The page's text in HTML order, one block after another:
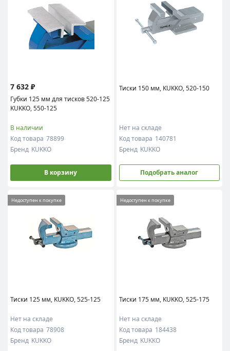
7 632 ₽
Губки 125 мм для тисков 520-125
KUKKO, 550-125
В наличии
Код товара 78899
Бренд KUKKO
В корзину
Тиски 150 мм, KUKKO, 520-150
Нет на складе
Код товара 140781
Бренд KUKKO
Подобрать аналог
Недоступен к покупке
Тиски 125 мм, KUKKO, 525-125
Нет на складе
Код товара 78908
Бренд KUKKO
Недоступен к покупке
Тиски 175 мм, KUKKO, 525-175
Нет на складе
Код товара 184438
Бренд KUKKO